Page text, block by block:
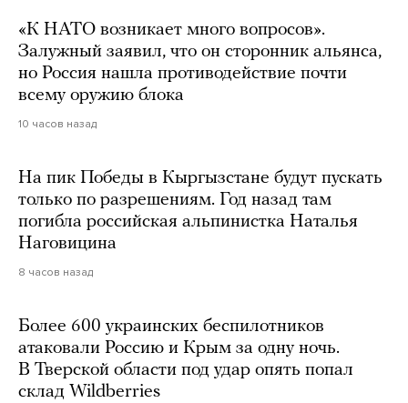
«К НАТО возникает много вопросов».
Залужный заявил, что он сторонник альянса,
но Россия нашла противодействие почти
всему оружию блока
10 часов назад
На пик Победы в Кыргызстане будут пускать
только по разрешениям. Год назад там
погибла российская альпинистка Наталья
Наговицина
8 часов назад
Более 600 украинских беспилотников
атаковали Россию и Крым за одну ночь.
В Тверской области под удар опять попал
склад Wildberries